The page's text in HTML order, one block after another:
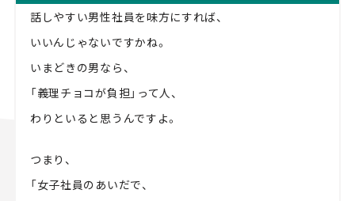
話しやすい男性社員を味方にすれば、
いいんじゃないですかね。
いまどきの男なら、
「義理チョコが負担」って人、
わりといると思うんですよ。
つまり、
「女子社員のあいだで、